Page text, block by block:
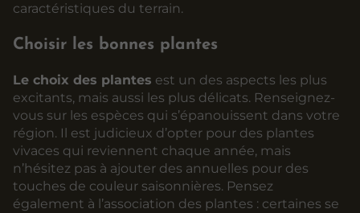
caractéristiques du terrain.
Choisir les bonnes plantes
Le choix des plantes est un des aspects les plus
excitants, mais aussi les plus délicats. Renseignez-
vous sur les espèces qui s’épanouissent dans votre
région. Il est judicieux d’opter pour des plantes
vivaces qui reviennent chaque année, mais
n’hésitez pas à ajouter des annuelles pour des
touches de couleur saisonnières. Pensez
également à l’association des plantes : certaines se